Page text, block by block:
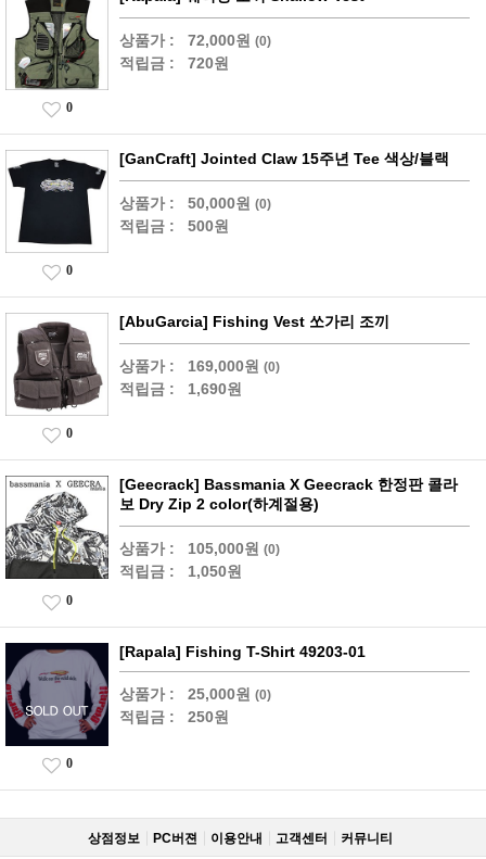
상품가 : 72,000원 (0)
적립금 : 720원
0
[GanCraft] Jointed Claw 15주년 Tee 색상/블랙
상품가 : 50,000원 (0)
적립금 : 500원
0
[AbuGarcia] Fishing Vest 쏘가리 조끼
상품가 : 169,000원 (0)
적립금 : 1,690원
0
[Geecrack] Bassmania X Geecrack 한정판 콜라
보 Dry Zip 2 color(하계절용)
상품가 : 105,000원 (0)
적립금 : 1,050원
0
[Rapala] Fishing T-Shirt 49203-01
상품가 : 25,000원 (0)
적립금 : 250원
0
상점정보 PC버젼 이용안내 고객센터 커뮤니티